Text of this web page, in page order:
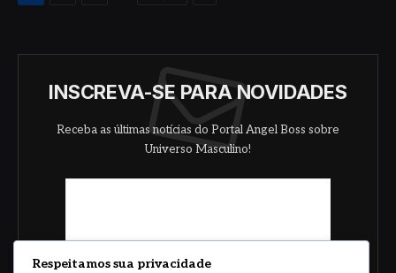
INSCREVA-SE PARA NOVIDADES
Receba as últimas notícias do Portal Angel Boss sobre
Universo Masculino!
Respeitamos sua privacidade